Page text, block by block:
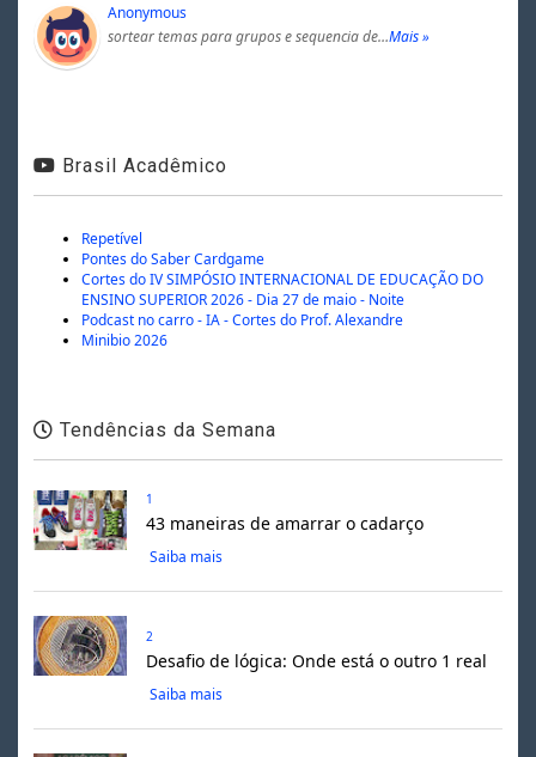
Anonymous
sortear temas para grupos e sequencia de…Mais »
Brasil Acadêmico
Repetível
Pontes do Saber Cardgame
Cortes do IV SIMPÓSIO INTERNACIONAL DE EDUCAÇÃO DO
ENSINO SUPERIOR 2026 - Dia 27 de maio - Noite
Podcast no carro - IA - Cortes do Prof. Alexandre
Minibio 2026
Tendências da Semana
1
43 maneiras de amarrar o cadarço
Saiba mais
2
Desafio de lógica: Onde está o outro 1 real
Saiba mais